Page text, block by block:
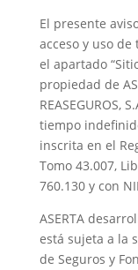
El presente
acceso y uso
el apartado
propiedad de
REASEGUROS,
tiempo
inscrita en el
Tomo 43.007,
760.130 y con
ASERTA
está sujeta a la
de Seguros y